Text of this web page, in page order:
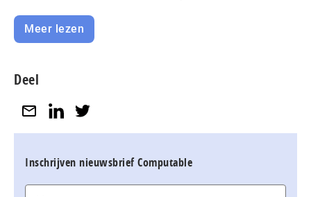
Meer lezen
Deel
Inschrijven nieuwsbrief Computable